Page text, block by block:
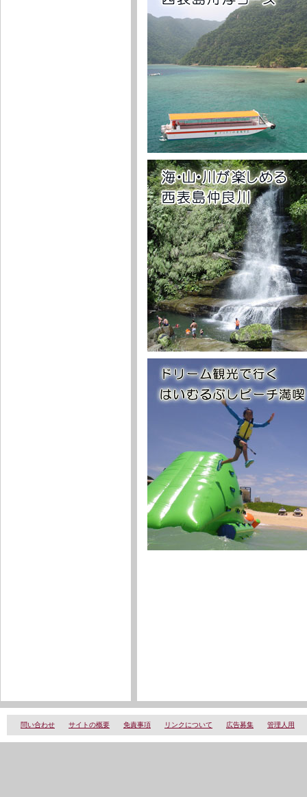
問い合わせ サイトの概要 免責事項 リンクについて 広告募集 管理人用